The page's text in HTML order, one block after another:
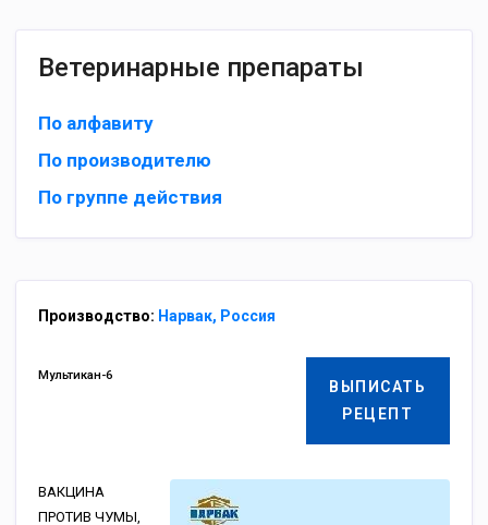
Ветеринарные препараты
По алфавиту
По производителю
По группе действия
Производство: Нарвак, Россия
ВЫПИСАТЬ
РЕЦЕПТ
Мультикан-6
ВАКЦИНА
ПРОТИВ ЧУМЫ,